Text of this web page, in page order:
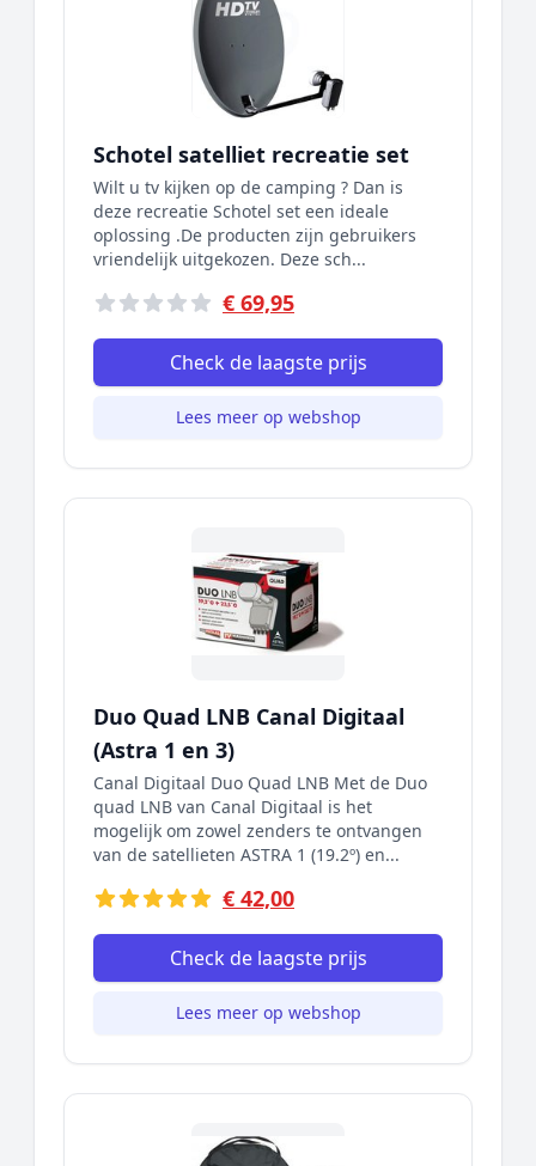
Schotel satelliet recreatie set
Wilt u tv kijken op de camping ? Dan is
deze recreatie Schotel set een ideale
oplossing .De producten zijn gebruikers
vriendelijk uitgekozen. Deze sch...
€ 69,95
Check de laagste prijs
Lees meer op webshop
Duo Quad LNB Canal Digitaal
(Astra 1 en 3)
Canal Digitaal Duo Quad LNB Met de Duo
quad LNB van Canal Digitaal is het
mogelijk om zowel zenders te ontvangen
van de satellieten ASTRA 1 (19.2º) en...
€ 42,00
Check de laagste prijs
Lees meer op webshop